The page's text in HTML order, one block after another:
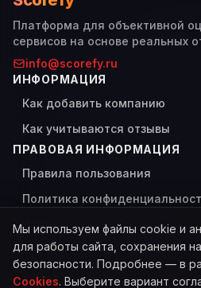
Платформа для объективной
сервисов на основе реальных
info@scorefy.ru
ИНФОРМАЦИЯ
Как добавить компанию
Как учитываются отзывы
ПРАВОВАЯ ИНФОРМАЦИЯ
Правила пользования
Политика
Использование Cookies
Мы используем файлы cookie и
для работы сайта, сохранения
безопасности. Подробнее — в
Cookies. Выберите вариант